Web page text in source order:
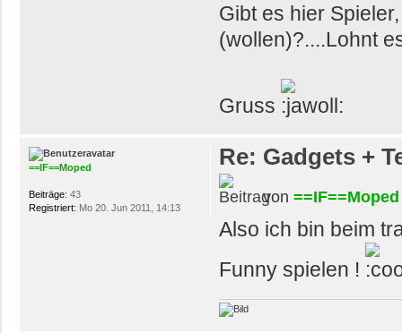
Gibt es hier
(wollen)?....Lohnt
Gruss
Re: Gadgets +
von ==IF==Moped
Also ich bin beim
Funny spielen !
==IF==Moped
Beiträge: 43
Registriert: Mo 20. Jun 2011, 14:13